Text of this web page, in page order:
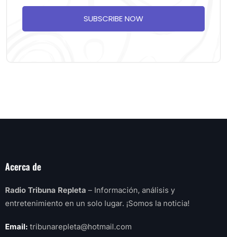
SUBSCRIBE NOW
Acerca de
Radio Tribuna Repleta – Información, análisis y
entretenimiento en un solo lugar. ¡Somos la noticia!
Email: tribunarepleta@hotmail.com